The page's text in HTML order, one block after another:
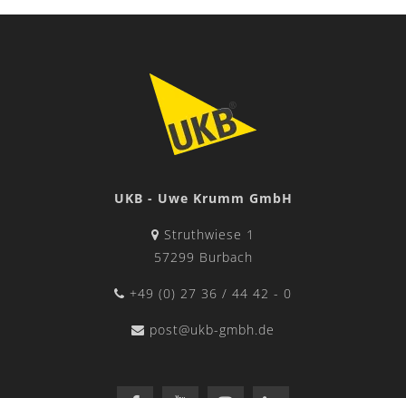
UKB - Uwe Krumm GmbH
Struthwiese 1
57299 Burbach
+49 (0) 27 36 / 44 42 - 0
post@ukb-gmbh.de